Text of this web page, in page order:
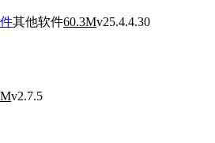
其他软件60.3Mv25.4.4.30
v2.7.5